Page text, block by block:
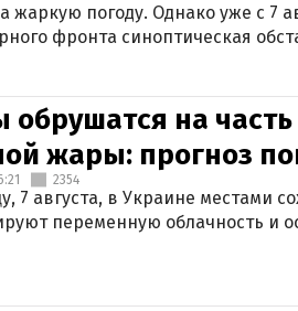
жаркую погоду. Однако уже с 7
фронта синоптическая
обрушатся на
жары: прогноз
2354
7 августа, в Украине местами
переменную облачность и